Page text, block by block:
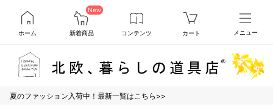
ホーム
New
新着商品 コンテンツ カート メニュー
夏のファッション入荷中！最新一覧はこちら>>